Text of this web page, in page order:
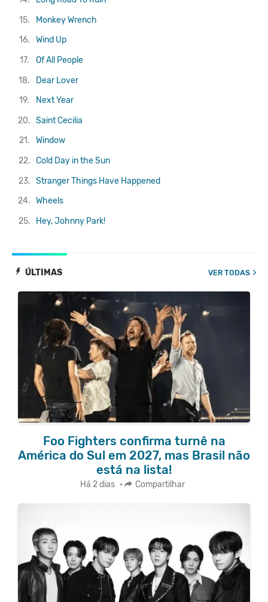
ÚLTIMAS VER TODAS
Foo Fighters confirma turnê na
América do Sul em 2027, mas Brasil não
está na lista!
Há 2 dias • Compartilhar
15.
Monkey Wrench
16.
Wind Up
17.
Of All People
18.
Dear Lover
19.
Next Year
20. Saint Cecilia
21.
Window
22. Cold Day in the Sun
23. Stranger Things Have Happened
24. Wheels
25.
Hey, Johnny Park!